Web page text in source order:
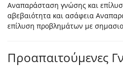
Αναπαράσταση γνώσης και
αβεβαιότητα και ασάφεια
επίλυση προβλημάτων με
Προαπαιτούμενες